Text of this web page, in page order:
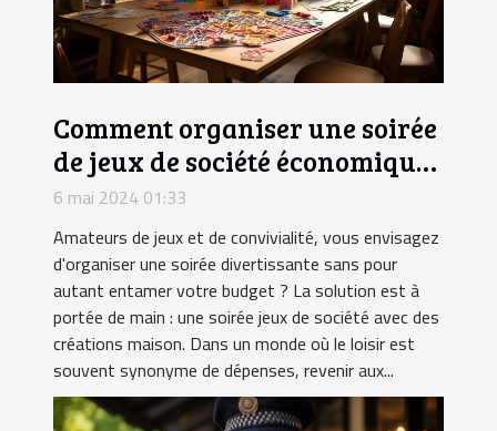
Comment organiser une soirée
de jeux de société économique
avec des articles faits maison
6 mai 2024 01:33
Amateurs de jeux et de convivialité, vous envisagez
d'organiser une soirée divertissante sans pour
autant entamer votre budget ? La solution est à
portée de main : une soirée jeux de société avec des
créations maison. Dans un monde où le loisir est
souvent synonyme de dépenses, revenir aux...